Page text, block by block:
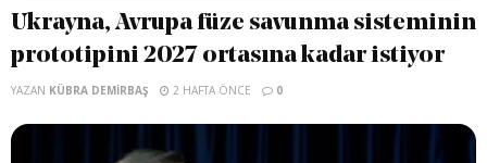
Ukrayna, Avrupa füze savunma sisteminin
prototipini 2027 ortasına kadar istiyor
YAZAN KÜBRA DEMIRBAŞ 2 HAFTA ÖNCE 0